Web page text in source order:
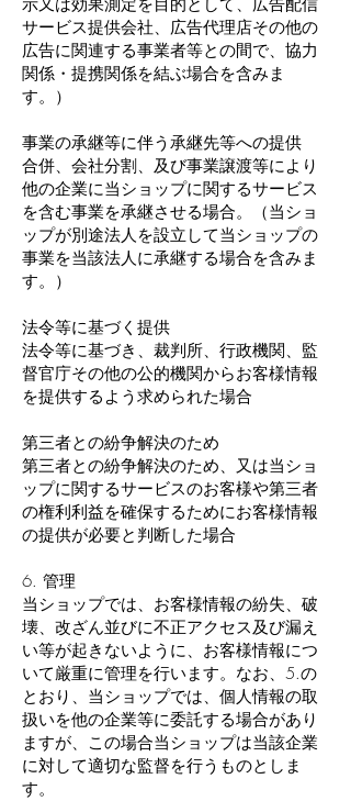
サービス提供会社、広告代理店その他の
広告に関連する事業者等との間で、協力
関係・提携関係を結ぶ場合を含みま
す。）
事業の承継等に伴う承継先等への提供
合併、会社分割、及び事業譲渡等により
他の企業に当ショップに関するサービス
を含む事業を承継させる場合。（当ショ
ップが別途法人を設立して当ショップの
事業を当該法人に承継する場合を含みま
す。）
法令等に基づく提供
法令等に基づき、裁判所、行政機関、監
督官庁その他の公的機関からお客様情報
を提供するよう求められた場合
第三者との紛争解決のため
第三者との紛争解決のため、又は当ショ
ップに関するサービスのお客様や第三者
の権利利益を確保するためにお客様情報
の提供が必要と判断した場合
6. 管理
当ショップでは、お客様情報の紛失、破
壊、改ざん並びに不正アクセス及び漏え
い等が起きないように、お客様情報につ
いて厳重に管理を行います。なお、5.の
とおり、当ショップでは、個人情報の取
扱いを他の企業等に委託する場合があり
ますが、この場合当ショップは当該企業
に対して適切な監督を行うものとしま
す。